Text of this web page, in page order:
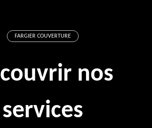
FARGIER COUVERTURE
nos
services